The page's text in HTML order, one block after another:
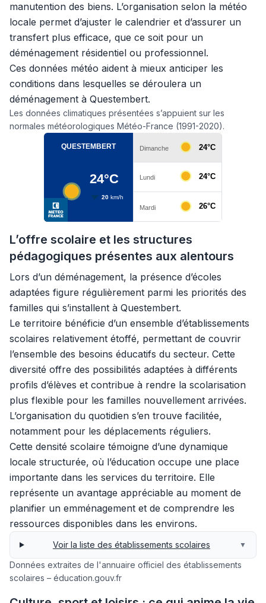
manutention des biens. L’organisation selon la météo
locale permet d’ajuster le calendrier et d’assurer un
transfert plus efficace, que ce soit pour un
déménagement résidentiel ou professionnel.
Ces données météo aident à mieux anticiper les
conditions dans lesquelles se déroulera un
déménagement à Questembert.
Les données climatiques présentées s’appuient sur les
normales météorologiques Météo-France (1991-2020).
L’offre scolaire et les structures
pédagogiques présentes aux alentours
Lors d’un déménagement, la présence d’écoles
adaptées figure régulièrement parmi les priorités des
familles qui s’installent à Questembert.
Le territoire bénéficie d’un ensemble d’établissements
scolaires relativement étoffé, permettant de couvrir
l’ensemble des besoins éducatifs du secteur. Cette
diversité offre des possibilités adaptées à différents
profils d’élèves et contribue à rendre la scolarisation
plus flexible pour les familles nouvellement arrivées.
L’organisation du quotidien s’en trouve facilitée,
notamment pour les déplacements réguliers.
Cette densité scolaire témoigne d’une dynamique
locale structurée, où l’éducation occupe une place
importante dans les services du territoire. Elle
représente un avantage appréciable au moment de
planifier un emménagement et de comprendre les
ressources disponibles dans les environs.
Voir la liste des établissements scolaires ▼
Données extraites de l'annuaire officiel des établissements
scolaires – éducation.gouv.fr